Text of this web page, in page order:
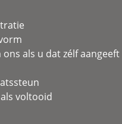
als u dat zélf aangeeft
voltooid